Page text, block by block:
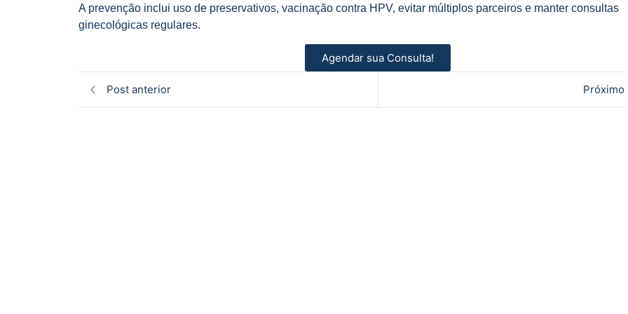
A prevenção inclui uso de preservativos, vacinação contra HPV, evitar múltiplos parceiros e manter consultas
ginecológicas regulares.
Agendar sua Consulta!
Post anterior Próximo